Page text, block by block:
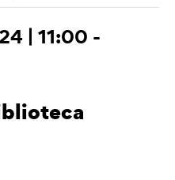
| 11:00 -